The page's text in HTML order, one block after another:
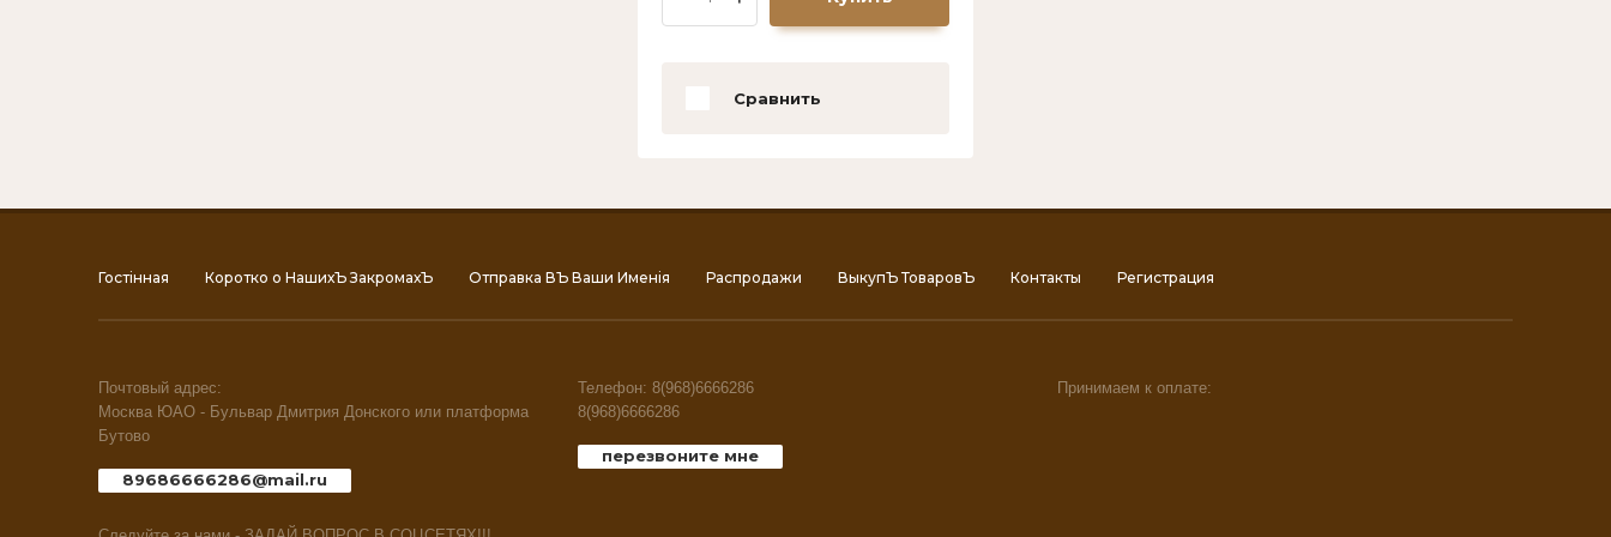
Найти
Сравнить
Гостiнная Коротко о НашихЪ ЗакромахЪ Отправка ВЪ Ваши Именiя Распродажи ВыкупЪ ТоваровЪ Контакты Регистрация
Почтовый адрес:
Москва ЮАО - Бульвар Дмитрия Донского или платформа
Бутово
89686666286@mail.ru
Телефон: 8(968)6666286
8(968)6666286
перезвоните мне
Принимаем к оплате: